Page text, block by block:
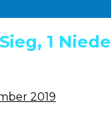
1
2019